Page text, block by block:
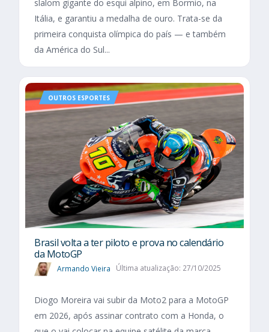
slalom gigante do esqui alpino, em Bormio, na
Itália, e garantiu a medalha de ouro. Trata-se da
primeira conquista olímpica do país — e também
da América do Sul...
OUTROS ESPORTES
Brasil volta a ter piloto e prova no calendário
da MotoGP
Armando Vieira Última atualização: 27/10/2025
Diogo Moreira vai subir da Moto2 para a MotoGP
em 2026, após assinar contrato com a Honda, o